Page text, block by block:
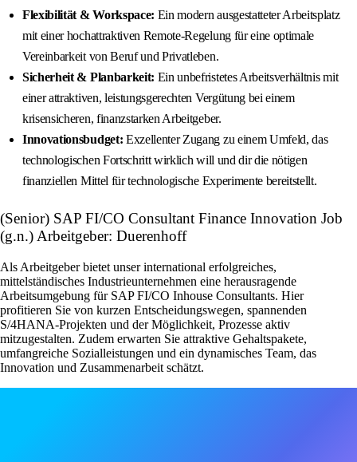
Flexibilität & Workspace: Ein modern ausgestatteter Arbeitsplatz
mit einer hochattraktiven Remote-Regelung für eine optimale
Vereinbarkeit von Beruf und Privatleben.
Sicherheit & Planbarkeit: Ein unbefristetes Arbeitsverhältnis mit
einer attraktiven, leistungsgerechten Vergütung bei einem
krisensicheren, finanzstarken Arbeitgeber.
Innovationsbudget: Exzellenter Zugang zu einem Umfeld, das
technologischen Fortschritt wirklich will und dir die nötigen
finanziellen Mittel für technologische Experimente bereitstellt.
(Senior) SAP FI/CO Consultant Finance Innovation Job
(g.n.) Arbeitgeber: Duerenhoff
Als Arbeitgeber bietet unser international erfolgreiches,
mittelständisches Industrieunternehmen eine herausragende
Arbeitsumgebung für SAP FI/CO Inhouse Consultants. Hier
profitieren Sie von kurzen Entscheidungswegen, spannenden
S/4HANA-Projekten und der Möglichkeit, Prozesse aktiv
mitzugestalten. Zudem erwarten Sie attraktive Gehaltspakete,
umfangreiche Sozialleistungen und ein dynamisches Team, das
Innovation und Zusammenarbeit schätzt.